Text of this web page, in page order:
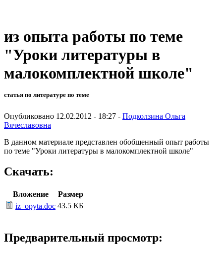
из опыта работы по теме
"Уроки литературы в
малокомплектной школе"
статья по литературе по теме
Опубликовано 12.02.2012 - 18:27 - Подколзина Ольга
Вячеславовна
В данном материале представлен обобщенный опыт работы
по теме "Уроки литературы в малокомплектной школе"
Скачать:
Вложение
Размер
iz_opyta.doc 43.5 КБ
Предварительный просмотр: